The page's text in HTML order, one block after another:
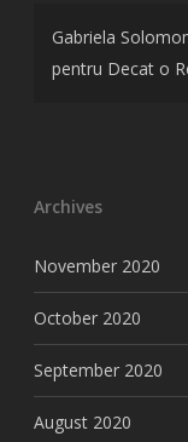
Gabriela
pentru Decat o
Archives
November 2020
October 2020
September 2020
August 2020